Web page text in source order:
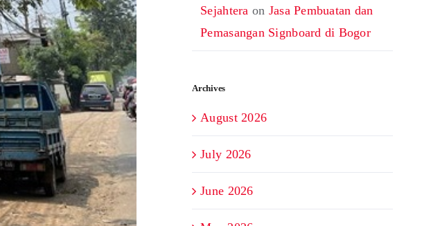
Sejahtera on Jasa Pembuatan dan
Pemasangan Signboard di Bogor
Archives
August 2026
July 2026
June 2026